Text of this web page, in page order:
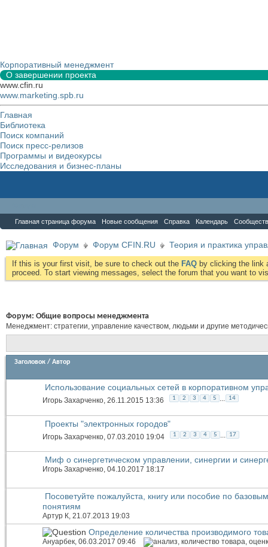
Корпоративный менеджмент
О завершении проекта
www.cfin.ru
www.marketing.spb.ru
Главная
Библиотека
Поиск компаний
Поиск пресс-релизов
Программы и видеокурсы
Исследования и бизнес-планы
Главная страница форума Новые сообщения Справка Календарь
Форум Форум CFIN.RU Теория и практика
If this is your first visit, be sure to check out the FAQ by clicking the link
proceed. To start viewing messages, select the forum that you want to
Форум: Общие вопросы менеджмента
Менеджмент: стратегии, управление качеством, людьми и другие
Заголовок / Автор
Использование социальных сетей в корпоративном
Игорь Захарченко, 26.11.2015 13:36 1 2 3 4 5 ... 14
Проекты "электронных городов"
Игорь Захарченко, 07.03.2010 19:04 1 2 3 4 5 ... 17
Миф о синергетическом управлении, синергии и
Игорь Захарченко, 04.10.2017 18:17
Посоветуйте пожалуйста, книгу или пособие по базовым
понятиям
Артур К , 21.07.2013 19:03
Определение количества производимого
Ануарбек, 06.03.2017 09:46